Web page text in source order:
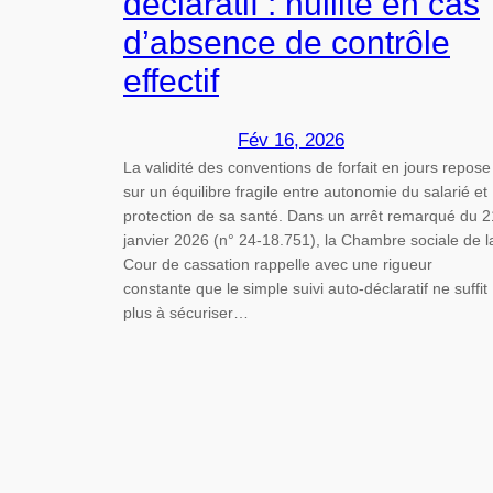
d’absence de contrôle
effectif
Fév 16, 2026
La validité des conventions de forfait en jours repose
sur un équilibre fragile entre autonomie du salarié et
protection de sa santé. Dans un arrêt remarqué du
janvier 2026 (n° 24-18.751), la Chambre sociale de
Cour de cassation rappelle avec une rigueur
constante que le simple suivi auto-déclaratif ne suffit
plus à sécuriser…